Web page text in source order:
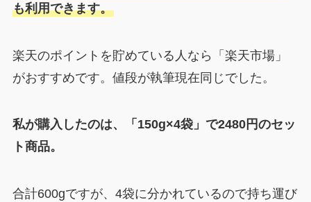
も利用できます。
楽天のポイントを貯めている人なら「楽天市場」
がおすすめです。値段が執筆現在同じでした。
私が購入したのは、「150g×4袋」で2480円のセッ
ト商品。
合計600gですが、4袋に分かれているので持ち運び